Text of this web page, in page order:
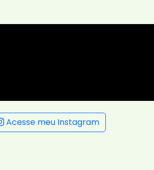
Acesse meu Instagram